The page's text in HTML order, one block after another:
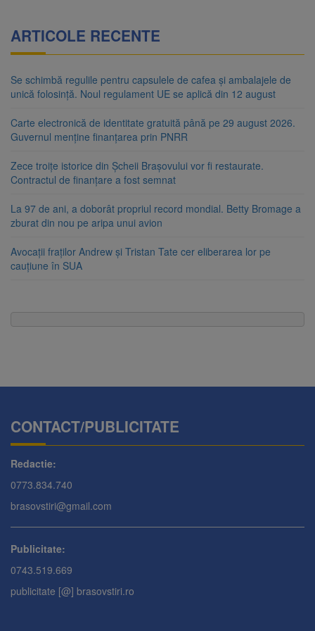
ARTICOLE RECENTE
Se schimbă regulile pentru capsulele de cafea și ambalajele de
unică folosință. Noul regulament UE se aplică din 12 august
Carte electronică de identitate gratuită până pe 29 august 2026.
Guvernul menține finanțarea prin PNRR
Zece troițe istorice din Șcheii Brașovului vor fi restaurate.
Contractul de finanțare a fost semnat
La 97 de ani, a doborât propriul record mondial. Betty Bromage a
zburat din nou pe aripa unui avion
Avocații fraților Andrew și Tristan Tate cer eliberarea lor pe
cauțiune în SUA
CONTACT/PUBLICITATE
Redactie:
0773.834.740
brasovstiri@gmail.com
Publicitate:
0743.519.669
publicitate [@] brasovstiri.ro